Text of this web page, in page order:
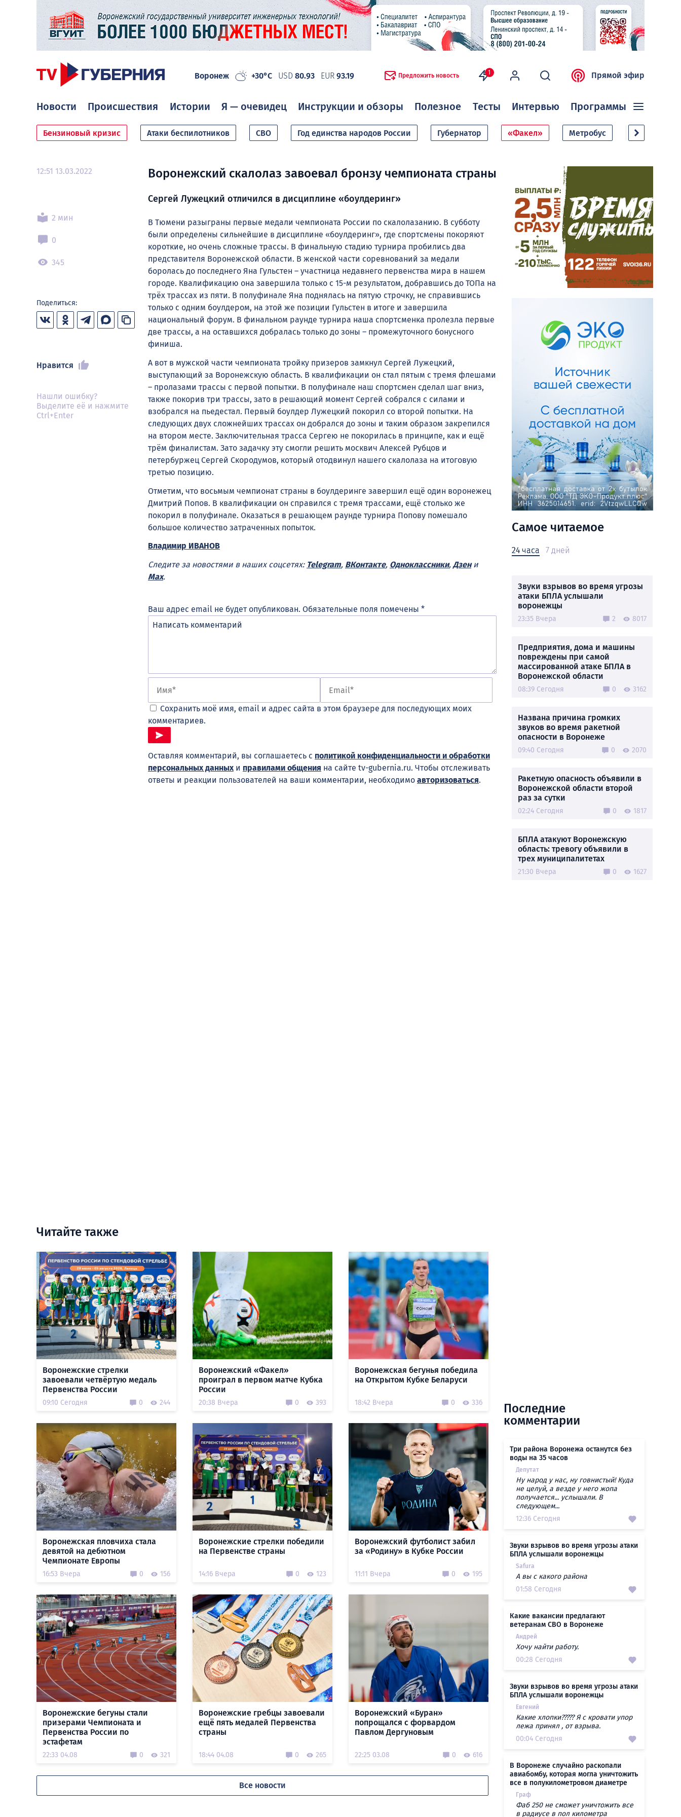
Воронеж +30°C USD 80.93 EUR 93.19 Предложить новость 1 Прямой эфир
Новости Происшествия Истории Я — очевидец Инструкции и обзоры Полезное Тесты Интервью Программы
Бензиновый кризис Атаки беспилотников СВО Год единства народов России Губернатор «Факел» Метробус Дачный
12:51 13.03.2022
2 мин
0
345
Поделиться:
Нравится
Нашли ошибку?
Выделите её и нажмите
Ctrl+Enter
Воронежский скалолаз завоевал бронзу чемпионата страны
Сергей Лужецкий отличился в дисциплине «боулдеринг»
В Тюмени разыграны первые медали чемпионата России по скалолазанию. В субботу
были определены сильнейшие в дисциплине «боулдеринг», где спортсмены покоряют
короткие, но очень сложные трассы. В финальную стадию турнира пробились два
представителя Воронежской области. В женской части соревнований за медали
боролась до последнего Яна Гульстен – участница недавнего первенства мира в нашем
городе. Квалификацию она завершила только с 15-м результатом, добравшись до ТОПа на
трёх трассах из пяти. В полуфинале Яна поднялась на пятую строчку, не справившись
только с одним боулдером, на этой же позиции Гульстен в итоге и завершила
национальный форум. В финальном раунде турнира наша спортсменка пролезла первые
две трассы, а на оставшихся добралась только до зоны – промежуточного бонусного
финиша.
А вот в мужской части чемпионата тройку призеров замкнул Сергей Лужецкий,
выступающий за Воронежскую область. В квалификации он стал пятым с тремя флешами
– пролазами трассы с первой попытки. В полуфинале наш спортсмен сделал шаг вниз,
также покорив три трассы, зато в решающий момент Сергей собрался с силами и
взобрался на пьедестал. Первый боулдер Лужецкий покорил со второй попытки. На
следующих двух сложнейших трассах он добрался до зоны и таким образом закрепился
на втором месте. Заключительная трасса Сергею не покорилась в принципе, как и ещё
трём финалистам. Зато задачку эту смогли решить москвич Алексей Рубцов и
петербуржец Сергей Скородумов, который отодвинул нашего скалолаза на итоговую
третью позицию.
Отметим, что восьмым чемпионат страны в боулдеринге завершил ещё один воронежец
Дмитрий Попов. В квалификации он справился с тремя трассами, ещё столько же
покорил в полуфинале. Оказаться в решающем раунде турнира Попову помешало
большое количество затраченных попыток.
Владимир ИВАНОВ
Следите за новостями в наших соцсетях: Telegram, ВКонтакте, Одноклассники, Дзени
Max.
Ваш адрес email не будет опубликован. Обязательные поля помечены *
Сохранить моё имя, email и адрес сайта в этом браузере для последующих моих
комментариев.
Оставляя комментарий, вы соглашаетесь с политикой конфиденциальности и обработки
персональных данныхи правилами общения на сайте tv-gubernia.ru. Чтобы отслеживать
ответы и реакции пользователей на ваши комментарии, необходимо авторизоваться.
Самое читаемое
24 часа 7 дней
Звуки взрывов во время угрозы
атаки БПЛА услышали
воронежцы
23:35 Вчера 2 8017
Предприятия, дома и машины
повреждены при самой
массированной атаке БПЛА в
Воронежской области
08:39 Сегодня 0 3162
Названа причина громких
звуков во время ракетной
опасности в Воронеже
09:40 Сегодня 0 2070
Ракетную опасность объявили в
Воронежской области второй
раз за сутки
02:24 Сегодня 0 1817
БПЛА атакуют Воронежскую
область: тревогу объявили в
трех муниципалитетах
21:30 Вчера 0 1627
Читайте также
Воронежские стрелки
завоевали четвёртую медаль
Первенства России
09:10 Сегодня 0 244
Воронежский «Факел»
проиграл в первом матче Кубка
России
20:38 Вчера 0 393
Воронежская бегунья победила
на Открытом Кубке Беларуси
18:42 Вчера 0 336
Воронежская пловчиха стала
девятой на дебютном
Чемпионате Европы
16:53 Вчера 0 156
Воронежские стрелки победили
на Первенстве страны
14:16 Вчера 0 123
Воронежский футболист забил
за «Родину» в Кубке России
11:11 Вчера 0 195
Воронежские бегуны стали
призерами Чемпионата и
Первенства России по
эстафетам
22:33 04.08 0 321
Воронежские гребцы завоевали
ещё пять медалей Первенства
страны
18:44 04.08 0 265
Воронежский «Буран»
попрощался с форвардом
Павлом Дергуновым
22:25 03.08 0 616
Все новости
Последние
комментарии
Три района Воронежа останутся без
воды на 35 часов
Депутат
Ну народ у нас, ну говнистый! Куда
не целуй, а везде у него жопа
получается... услышали. В
следующем...
12:36 Сегодня
Звуки взрывов во время угрозы атаки
БПЛА услышали воронежцы
Safura
А вы с какого района
01:58 Сегодня
Какие вакансии предлагают
ветеранам СВО в Воронеже
Андрей
Хочу найти работу.
00:28 Сегодня
Звуки взрывов во время угрозы атаки
БПЛА услышали воронежцы
Евгений
Какие хлопки????? Я с кровати упор
лежа принял , от взрыва.
00:04 Сегодня
В Воронеже случайно раскопали
авиабомбу, которая могла уничтожить
все в полукилометровом диаметре
Граф
Фаб 250 не сможет уничтожить все
в радиусе в пол километра